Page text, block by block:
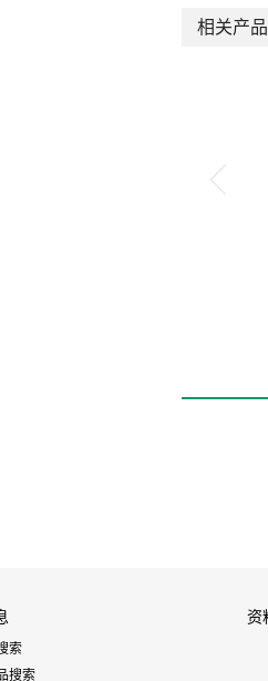
相关产品
索
搜索
资